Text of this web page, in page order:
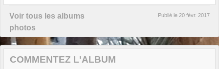
Voir tous les albums
photos
Publié le 20 févr. 2017
COMMENTEZ L'ALBUM